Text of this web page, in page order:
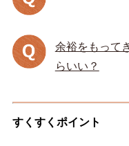
余裕をもって
らいい？
すくすくポイント